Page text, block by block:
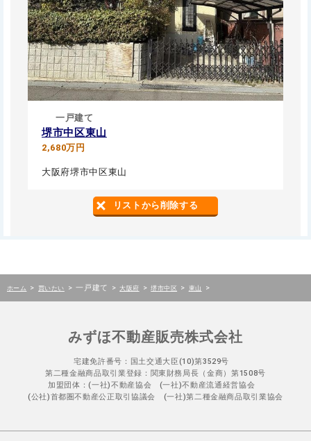
一戸建て
堺市中区東山
2,680万円
大阪府堺市中区東山
リストから削除する
ホーム > 買いたい > 一戸建て > 大阪府 > 堺市中区 > 東山 >
みずほ不動産販売株式会社
宅建免許番号：国土交通大臣(10)第3529号
第二種金融商品取引業登録：関東財務局長（金商）第1508号
加盟団体：(一社)不動産協会 (一社)不動産流通経営協会
(公社)首都圏不動産公正取引協議会 (一社)第二種金融商品取引業協会